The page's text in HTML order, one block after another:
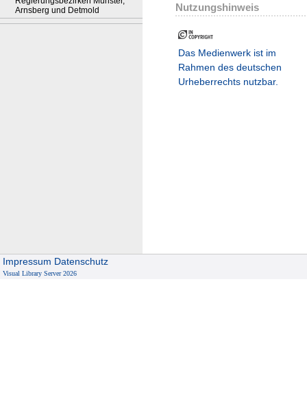
Arnsberg und Detmold
Nutzungshinweis
Das Medienwerk ist im
Rahmen des deutschen
Urheberrechts nutzbar.
Impressum Datenschutz
Visual Library Server 2026